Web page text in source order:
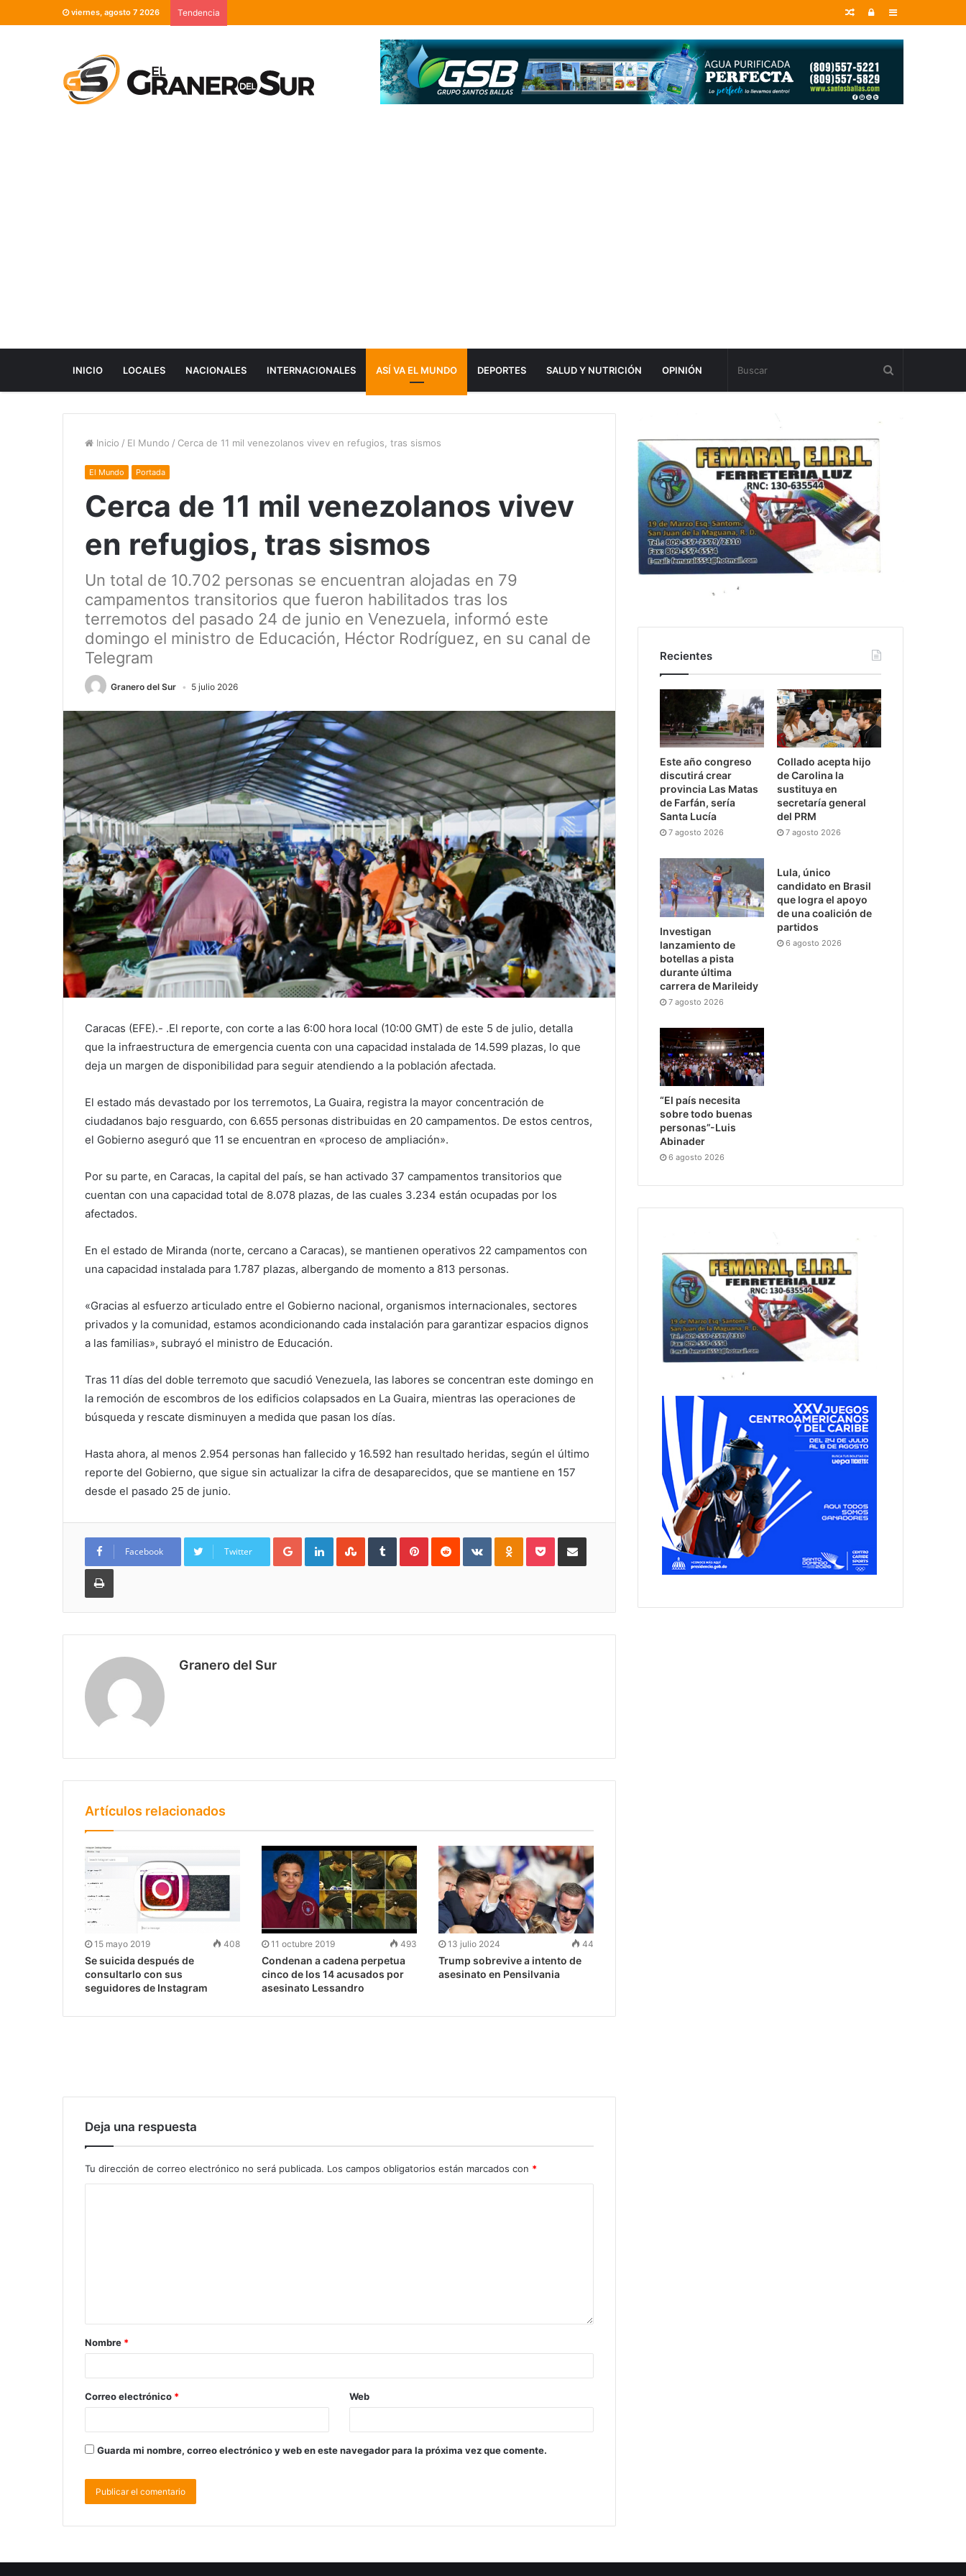
viernes, agosto 7 2026 Tendencia Sidebar
Entrar
Random
INICIO LOCALES NACIONALES INTERNACIONALES ASÍ VA EL MUNDO DEPORTES SALUD Y NUTRICIÓN OPINIÓN
Inicio / El Mundo / Cerca de 11 mil venezolanos vivev en refugios, tras sismos
El Mundo Portada
Cerca de 11 mil venezolanos vivev
en refugios, tras sismos
Un total de 10.702 personas se encuentran alojadas en 79
campamentos transitorios que fueron habilitados tras los
terremotos del pasado 24 de junio en Venezuela, informó este
domingo el ministro de Educación, Héctor Rodríguez, en su canal de
Telegram
Granero del Sur 5 julio 2026
Caracas (EFE).- .El reporte, con corte a las 6:00 hora local (10:00 GMT) de este 5 de julio, detalla
que la infraestructura de emergencia cuenta con una capacidad instalada de 14.599 plazas, lo que
deja un margen de disponibilidad para seguir atendiendo a la población afectada.
El estado más devastado por los terremotos, La Guaira, registra la mayor concentración de
ciudadanos bajo resguardo, con 6.655 personas distribuidas en 20 campamentos. De estos centros,
el Gobierno aseguró que 11 se encuentran en «proceso de ampliación».
Por su parte, en Caracas, la capital del país, se han activado 37 campamentos transitorios que
cuentan con una capacidad total de 8.078 plazas, de las cuales 3.234 están ocupadas por los
afectados.
En el estado de Miranda (norte, cercano a Caracas), se mantienen operativos 22 campamentos con
una capacidad instalada para 1.787 plazas, albergando de momento a 813 personas.
«Gracias al esfuerzo articulado entre el Gobierno nacional, organismos internacionales, sectores
privados y la comunidad, estamos acondicionando cada instalación para garantizar espacios dignos
a las familias», subrayó el ministro de Educación.
Tras 11 días del doble terremoto que sacudió Venezuela, las labores se concentran este domingo en
la remoción de escombros de los edificios colapsados en La Guaira, mientras las operaciones de
búsqueda y rescate disminuyen a medida que pasan los días.
Hasta ahora, al menos 2.954 personas han fallecido y 16.592 han resultado heridas, según el último
reporte del Gobierno, que sigue sin actualizar la cifra de desaparecidos, que se mantiene en 157
desde el pasado 25 de junio.
Facebook Twitter
Google+LinkedInStumbleUpon
TumblrPinterestReddit VKontakteOdnoklassniki
PocketCompartir por Correo
Imprimir
Granero del Sur
Artículos relacionados
15 mayo 2019 408
Se suicida después de
consultarlo con sus
seguidores de Instagram
11 octubre 2019 493
Condenan a cadena perpetua
cinco de los 14 acusados por
asesinato Lessandro
13 julio 2024 44
Trump sobrevive a intento de
asesinato en Pensilvania
Deja una respuesta
Tu dirección de correo electrónico no será publicada. Los campos obligatorios están marcados con *
Nombre *
Correo electrónico * Web
Guarda mi nombre, correo electrónico y web en este navegador para la próxima vez que comente.
Recientes
Este año congreso
discutirá crear
provincia Las Matas
de Farfán, sería
Santa Lucía
7 agosto 2026
Collado acepta hijo
de Carolina la
sustituya en
secretaría general
del PRM
7 agosto 2026
Investigan
lanzamiento de
botellas a pista
durante última
carrera de Marileidy
7 agosto 2026
Lula, único
candidato en Brasil
que logra el apoyo
de una coalición de
partidos
6 agosto 2026
“El país necesita
sobre todo buenas
personas”-Luis
Abinader
6 agosto 2026